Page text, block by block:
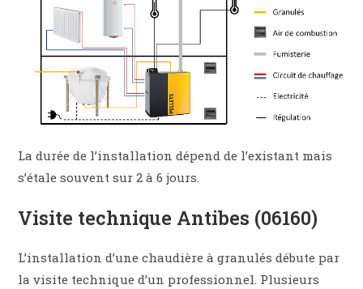
La durée de l’installation dépend de l’existant mais
s’étale souvent sur 2 à 6 jours.
Visite technique Antibes (06160)
L’installation d’une chaudière à granulés débute par
la visite technique d’un professionnel. Plusieurs